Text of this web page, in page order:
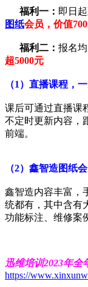
福利一： 即日
图纸会员，价值700
福利二： 报名
超5000元
（1）直播课程，
课后可通过直播课
不定时更新内容，
前端。
（2）鑫智造图纸
鑫智造内容丰富，
统都有，其中含有
功能标注、维修案
迅维培训2023年全
https://